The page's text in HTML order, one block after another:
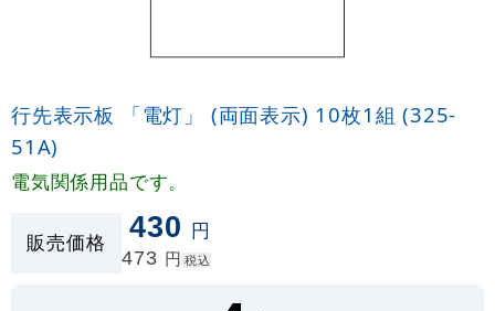
行先表示板 「電灯」 (両面表示) 10枚1組 (325-
51A)
電気関係用品です。
販売価格 430 円
473 円 税込